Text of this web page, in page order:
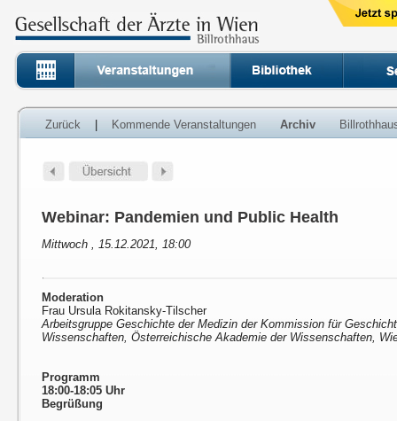
Zurück Kommende Veranstaltungen Archiv
Webinar: Pandemien und Public Health
Mittwoch , 15.12.2021, 18:00
Moderation
Frau Ursula Rokitansky-Tilscher
Arbeitsgruppe Geschichte der Medizin der Kommission für
Wissenschaften, Österreichische Akademie der Wissenschaften,
Programm
18:00-18:05 Uhr
Begrüßung